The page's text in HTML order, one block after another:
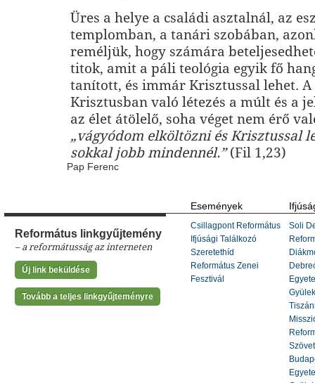
Üres a helye a családi asztalnál, az
templomban, a tanári szobában,
reméljük, hogy számára
titok, amit a páli teológia egyik fő
tanított, és immár Krisztussal lehet. A
Krisztusban való létezés a múlt és a
az élet átölelő, soha véget nem érő
„vágyódom elköltözni és Krisztussal
sokkal jobb mindennél.”(Fil 1,23)
Pap Ferenc
Református linkgyűjtemény
– a reformátusság az interneten
Új link beküldése
Tovább a teljes linkgyűjteményre
Események
Csillagpont Református
Ifjúsági Találkozó
Szeretethíd
Református Zenei
Fesztivál
Soli